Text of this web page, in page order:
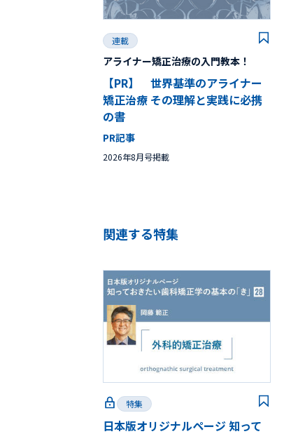
連載
アライナー矯正治療の入門教本！
【PR】 世界基準のアライナー
矯正治療 その理解と実践に必携
の書
PR記事
2026年8月号掲載
関連する特集
特集
日本版オリジナルページ 知って